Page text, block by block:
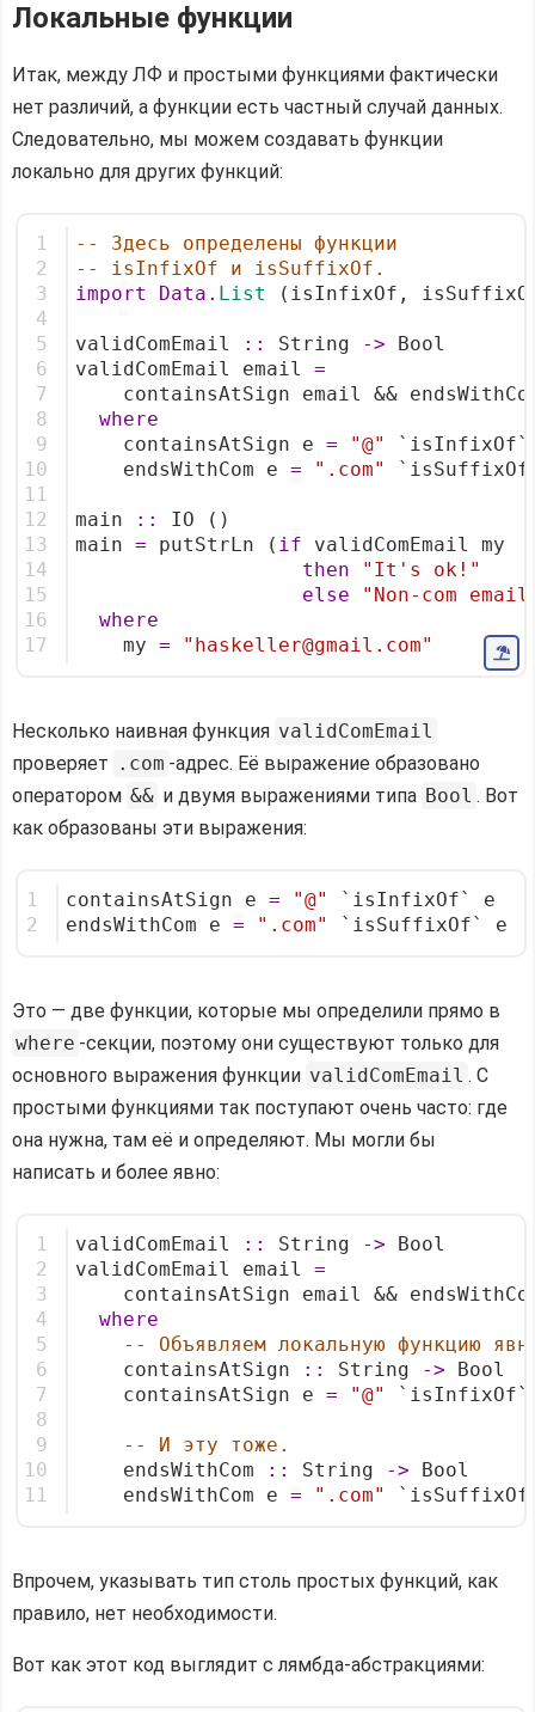
Локальные функции
Итак, между ЛФ и простыми функциями фактически
нет различий, а функции есть частный случай данных.
Следовательно, мы можем создавать функции
локально для других функций:
1
2
3
4
5
6
7
8
9
10
11
12
13
14
15
16
17
-- Здесь определены функции
-- isInfixOf и isSuffixOf.
import
Data. List (isInfixOf,
validComEmail :: String -> Bool
validComEmail email =
containsAtSign email &&
where
    containsAtSign e
= "@"
`isInfixOf`
    endsWithCom e
= ".com"
main ::
IO ()
main = putStrLn ( if validComEmail my
then
"It's ok!"
else
"Non-com
where
    my
= "haskeller@gmail.com"
Несколько наивная функция validComEmail
проверяет .com -адрес. Её выражение образовано
оператором && и двумя выражениями типа Bool . Вот
как образованы эти выражения:
1
2
containsAtSign e = "@"
`isInfixOf` e
endsWithCom e = ".com" `isSuffixOf` e
Это — две функции, которые мы определили прямо в
where -секции, поэтому они существуют только для
основного выражения функции validComEmail . С
простыми функциями так поступают очень часто: где
она нужна, там её и определяют. Мы могли бы
написать и более явно:
1
2
3
4
5
6
7
8
9
10
11
validComEmail :: String -> Bool
validComEmail email =
containsAtSign email &&
where
-- Объявляем локальную функцию
    containsAtSign
:: String -> Bool
    containsAtSign e
= "@" `isInfixOf`
-- И эту тоже.
    endsWithCom
:: String -> Bool
    endsWithCom e
= ".com"
Впрочем, указывать тип столь простых функций, как
правило, нет необходимости.
Вот как этот код выглядит с лямбда-абстракциями: